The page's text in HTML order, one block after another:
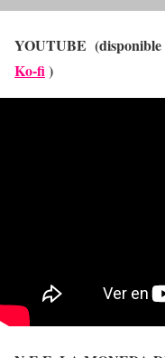
YOUTUBE (disponible
Ko-fi)